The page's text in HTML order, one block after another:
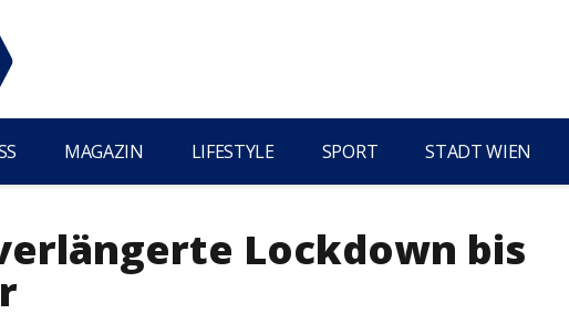
MAGAZIN LIFESTYLE SPORT STADT WIEN
Lockdown bis